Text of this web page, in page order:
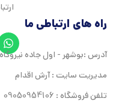
راه های ارتباطی ما
آدرس :بوشهر - اول جاده
مدیریت سایت : آرش اقدام
تلفن فروشگاه : 09050954106